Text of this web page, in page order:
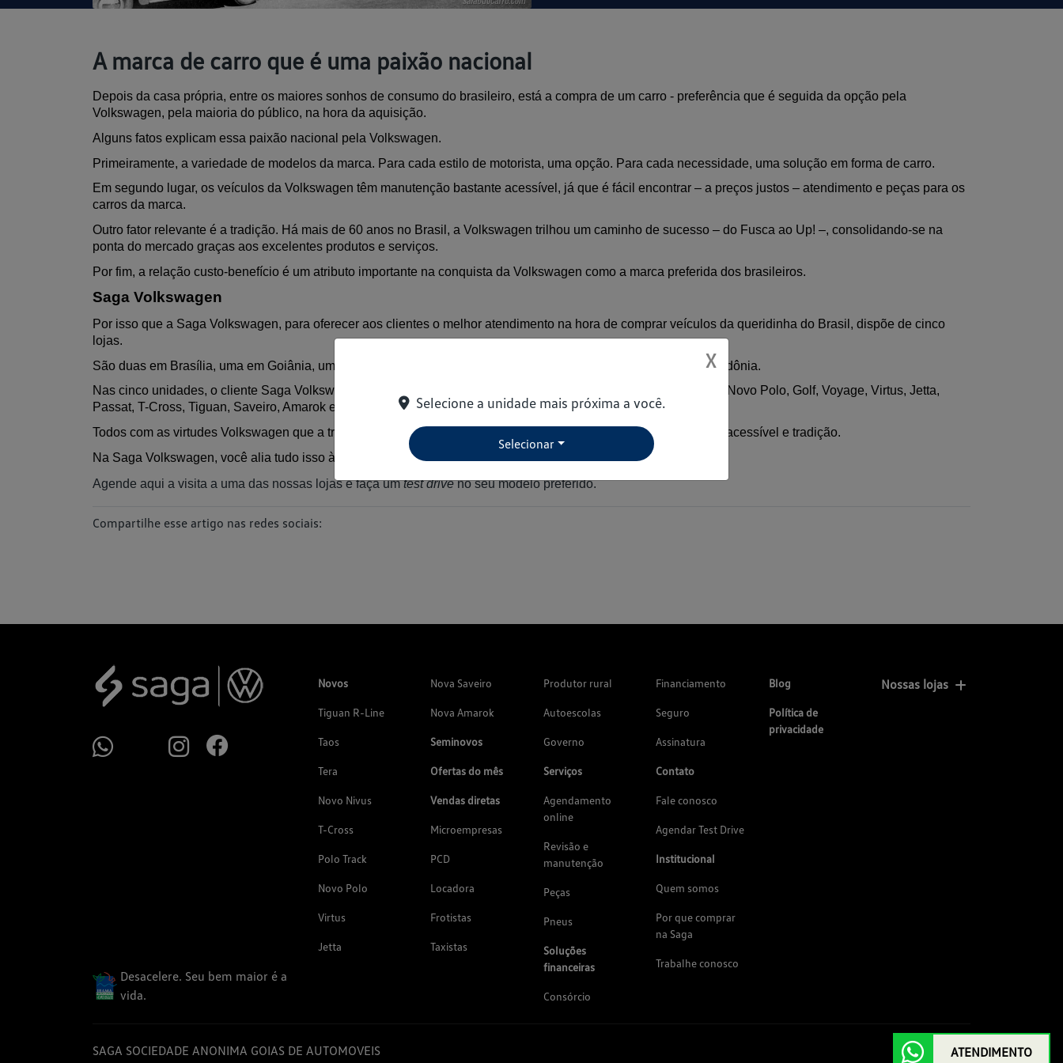
A marca de carro que é uma paixão nacional
Depois da casa própria, entre os maiores sonhos de consumo do brasileiro, está a compra de um carro - preferência que é seguida da opção pela
Volkswagen, pela maioria do público, na hora da aquisição.
Alguns fatos explicam essa paixão nacional pela Volkswagen.
Primeiramente, a variedade de modelos da marca. Para cada estilo de motorista, uma opção. Para cada necessidade, uma solução em forma de carro.
Em segundo lugar, os veículos da Volkswagen têm manutenção bastante acessível, já que é fácil encontrar – a preços justos – atendimento e peças para os
carros da marca.
Outro fator relevante é a tradição. Há mais de 60 anos no Brasil, a Volkswagen trilhou um caminho de sucesso – do Fusca ao Up! –, consolidando-se na
ponta do mercado graças aos excelentes produtos e serviços.
Por fim, a relação custo-benefício é um atributo importante na conquista da Volkswagen como a marca preferida dos brasileiros.
Saga Volkswagen
Por isso que a Saga Volkswagen, para oferecer aos clientes o melhor atendimento na hora de comprar veículos da queridinha do Brasil, dispõe de cinco
lojas.
São duas em Brasília, uma em Goiânia, uma em Uberlândia e outra loja no Norte, em Porto Velho, capital de Rondônia.
Nas cinco unidades, o cliente Saga Volkswagen encontra todos os modelos, nas variadas versões: Gol, up!, Fox, Novo Polo, Golf, Voyage, Virtus, Jetta,
Passat, T-Cross, Tiguan, Saveiro, Amarok e Space Fox.
Todos com as virtudes Volkswagen que a transformaram em paixão nacional: ótimo custo-benefício, manutenção acessível e tradição.
Na Saga Volkswagen, você alia tudo isso à nossa experiência e qualidade em atendimento.
Agende aqui a visita a uma das nossas lojas e faça um test drive no seu modelo preferido.
Compartilhe esse artigo nas redes sociais:
Desacelere. Seu bem maior é a
vida.
Novos
Tiguan R-Line
Taos
Tera
Novo Nivus
T-Cross
Polo Track
Novo Polo
Virtus
Jetta
Nova Saveiro
Nova Amarok
Seminovos
Ofertas do mês
Vendas diretas
Microempresas
PCD
Locadora
Frotistas
Taxistas
Produtor rural
Autoescolas
Governo
Serviços
Agendamento
online
Revisão e
manutenção
Peças
Pneus
Soluções
financeiras
Consórcio
Financiamento
Seguro
Assinatura
Contato
Fale conosco
Agendar Test Drive
Institucional
Quem somos
Por que comprar
na Saga
Trabalhe conosco
Blog
Política de
privacidade
Nossas lojas
SAGA SOCIEDADE ANONIMA GOIAS DE AUTOMOVEIS ATENDIMENTO
X
Selecione a unidade mais próxima a você.
Selecionar